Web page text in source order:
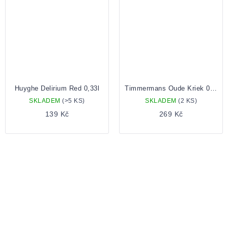
Huyghe Delirium Red 0,33l
SKLADEM(>5 KS)
139 Kč
SKLADEM (2 KS)
269 Kč